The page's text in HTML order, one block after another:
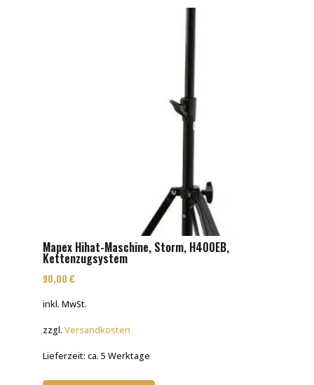
Mapex Hihat-Maschine, Storm, H400EB,
Kettenzugsystem
90,00 €
inkl. MwSt.
zzgl. Versandkosten
Lieferzeit: ca. 5 Werktage